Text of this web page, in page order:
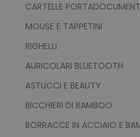
CARTELLE
MOUSE E TAPPETINI
RIGHELLI
AURICOLARI BLUETOOTH
ASTUCCI E BEAUTY
BICCHIERI DI BAMBOO
BORRACCE IN ACCIAIO E